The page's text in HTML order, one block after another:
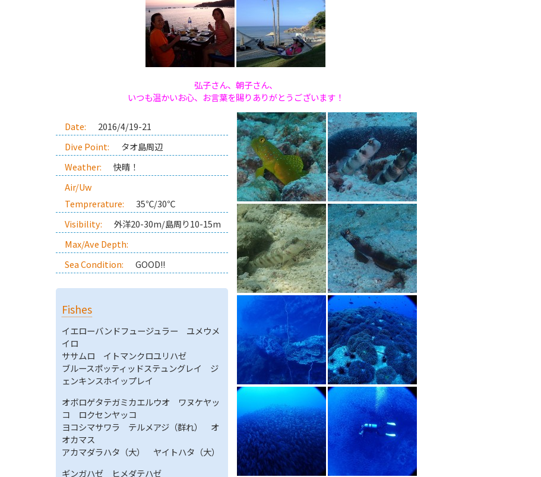
弘子さん、朝子さん、
いつも温かいお心、お言葉を賜りありがとうございます！
Date:
2016/4/19-21
Dive Point:
タオ島周辺
Weather:
快晴！
Air/Uw
Temprerature:
35℃/30℃
Visibility:
外洋20-30m/島周り10-15m
Max/Ave Depth:
Sea Condition:
GOOD!!
Fishes
イエローバンドフュージュラー ユメウメ
イロ
ササムロ イトマンクロユリハゼ
ブルースポッティッドステュングレイ ジ
ェンキンスホイップレイ
オボロゲタテガミカエルウオ ワヌケヤッ
コ ロクセンヤッコ
ヨコシマサワラ テルメアジ（群れ） オ
オカマス
アカマダラハタ（大） ヤイトハタ（大）
ギンガハゼ ヒメダテハゼ